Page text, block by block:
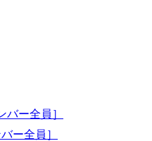
全員］
ー全員］